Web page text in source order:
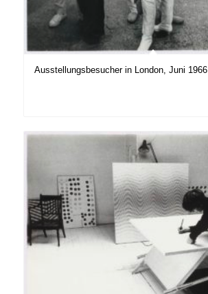
Ausstellungsbesucher in London, Juni 1966